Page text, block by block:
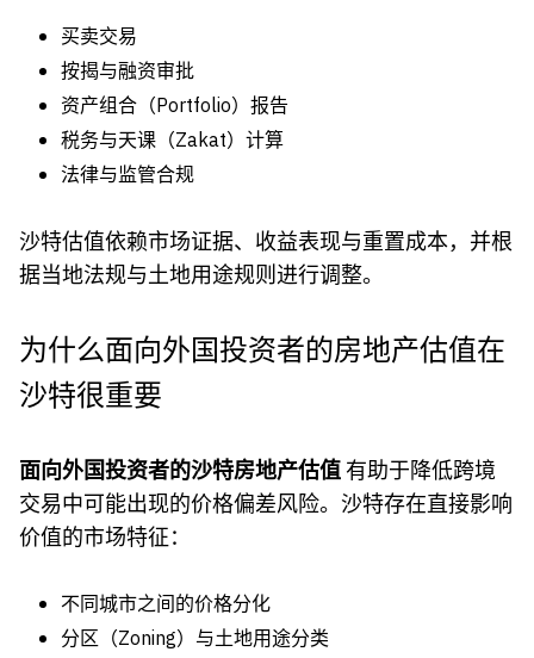
买卖交易
按揭与融资审批
资产组合（Portfolio）报告
税务与天课（Zakat）计算
法律与监管合规
沙特估值依赖市场证据、收益表现与重置成本，并根
据当地法规与土地用途规则进行调整。
为什么面向外国投资者的房地产估值在
沙特很重要
面向外国投资者的沙特房地产估值有助于降低跨境
交易中可能出现的价格偏差风险。沙特存在直接影响
价值的市场特征：
不同城市之间的价格分化
分区（Zoning）与土地用途分类